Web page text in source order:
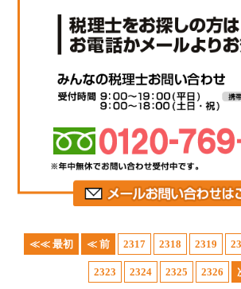
≪≪ 最初 ≪ 前 2317 2318 2319
2323 2324 2325 2326